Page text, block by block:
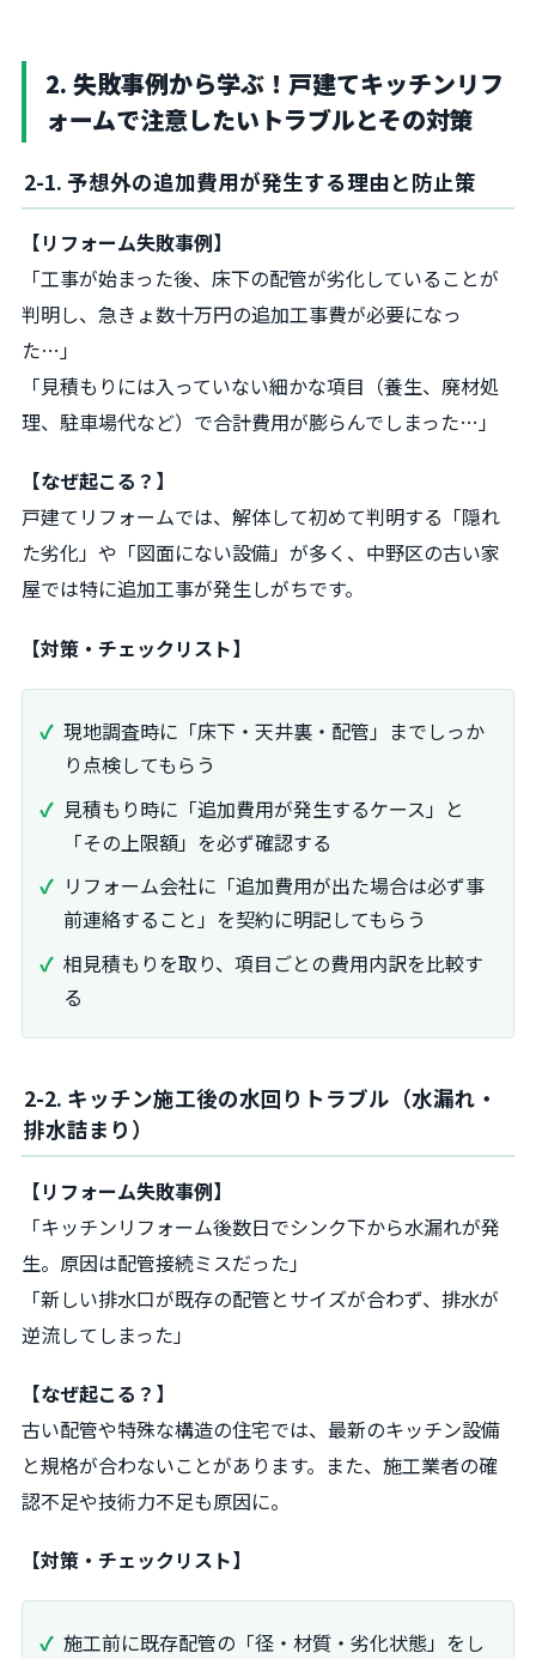
2. 失敗事例から学ぶ！戸建てキッチンリフ
ォームで注意したいトラブルとその対策
2-1. 予想外の追加費用が発生する理由と防止策
【リフォーム失敗事例】
「工事が始まった後、床下の配管が劣化していることが
判明し、急きょ数十万円の追加工事費が必要になっ
た…」
「見積もりには入っていない細かな項目（養生、廃材処
理、駐車場代など）で合計費用が膨らんでしまった…」
【なぜ起こる？】
戸建てリフォームでは、解体して初めて判明する「隠れ
た劣化」や「図面にない設備」が多く、中野区の古い家
屋では特に追加工事が発生しがちです。
【対策・チェックリスト】
現地調査時に「床下・天井裏・配管」までしっか
り点検してもらう
見積もり時に「追加費用が発生するケース」と
「その上限額」を必ず確認する
リフォーム会社に「追加費用が出た場合は必ず事
前連絡すること」を契約に明記してもらう
相見積もりを取り、項目ごとの費用内訳を比較す
る
2-2. キッチン施工後の水回りトラブル（水漏れ・
排水詰まり）
【リフォーム失敗事例】
「キッチンリフォーム後数日でシンク下から水漏れが発
生。原因は配管接続ミスだった」
「新しい排水口が既存の配管とサイズが合わず、排水が
逆流してしまった」
【なぜ起こる？】
古い配管や特殊な構造の住宅では、最新のキッチン設備
と規格が合わないことがあります。また、施工業者の確
認不足や技術力不足も原因に。
【対策・チェックリスト】
施工前に既存配管の「径・材質・劣化状態」をし